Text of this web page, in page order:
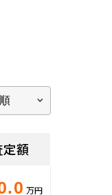
定額
万円